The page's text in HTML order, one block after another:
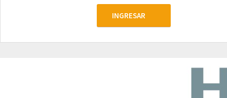
INGRESAR